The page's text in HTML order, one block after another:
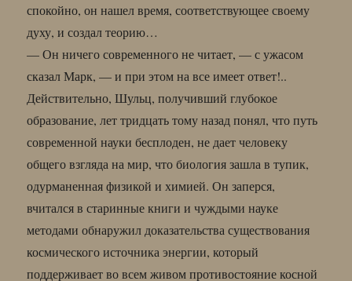
спокойно, он нашел время, соответствующее своему
духу, и создал теорию…
— Он ничего современного не читает, — с ужасом
сказал Марк, — и при этом на все имеет ответ!..
Действительно, Шульц, получивший глубокое
образование, лет тридцать тому назад понял, что путь
современной науки бесплоден, не дает человеку
общего взгляда на мир, что биология зашла в тупик,
одурманенная физикой и химией. Он заперся,
вчитался в старинные книги и чуждыми науке
методами обнаружил доказательства существования
космического источника энергии, который
поддерживает во всем живом противостояние косной